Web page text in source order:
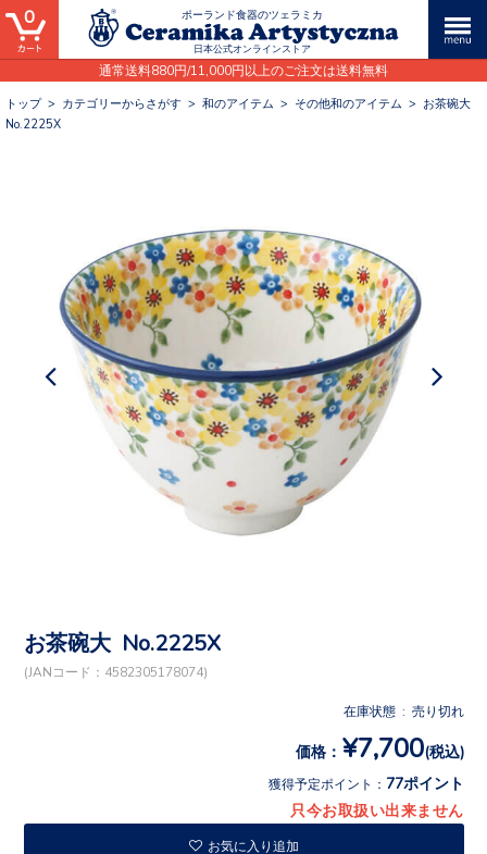
ポーランド食器のツェラミカ
日本公式オンラインストア
通常送料880円/11,000円以上のご注文は送料無料
0
トップ> カテゴリーからさがす > 和のアイテム > その他和のアイテム > お茶碗大
No.2225X
お茶碗大 No.2225X
(JANコード：4582305178074)
在庫状態 : 売り切れ
価格： ¥7,700(税込)
獲得予定ポイント： 77ポイント
只今お取扱い出来ません
お気に入り追加